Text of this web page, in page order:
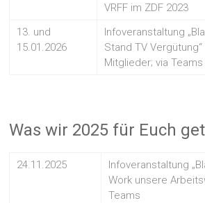
VRFF im ZDF 2023
13. und
15.01.2026
Infoveranstaltung
Stand TV
Mitglieder; via Teams
Was wir 2025 für Euch
24.11.2025
Infoveranstaltung
Work unsere
Teams